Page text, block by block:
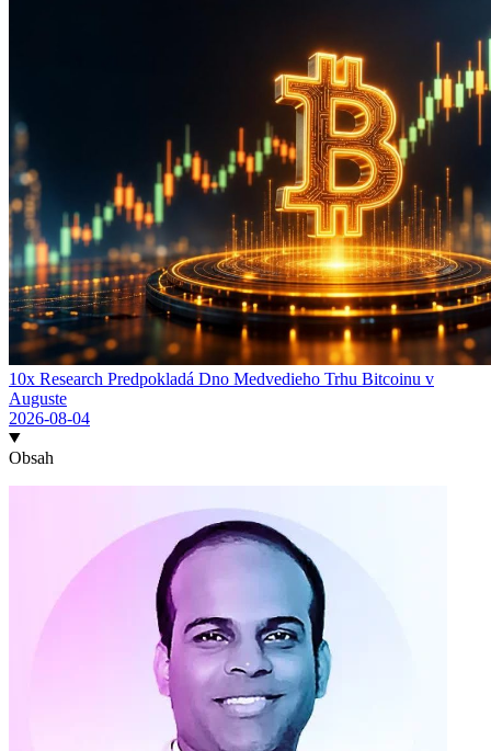
10x Research Predpokladá Dno Medvedieho Trhu Bitcoinu v
Auguste
2026-08-04
Obsah